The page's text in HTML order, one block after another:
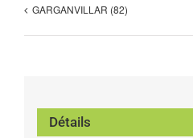
GARGANVILLAR (82)
Détails